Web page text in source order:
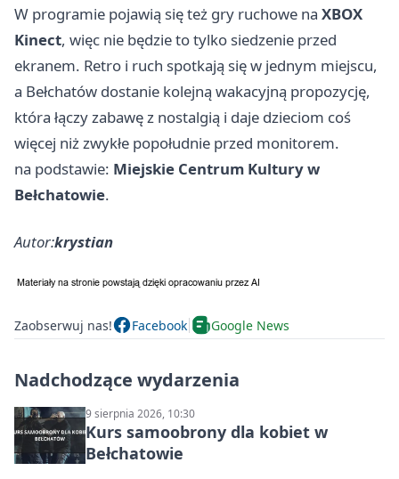
W programie pojawią się też gry ruchowe na XBOX
Kinect, więc nie będzie to tylko siedzenie przed
ekranem. Retro i ruch spotkają się w jednym miejscu,
a Bełchatów dostanie kolejną wakacyjną propozycję,
która łączy zabawę z nostalgią i daje dzieciom coś
więcej niż zwykłe popołudnie przed monitorem.
na podstawie: Miejskie Centrum Kultury w
Bełchatowie.
Autor:krystian
Zaobserwuj nas! Facebook Google News
Nadchodzące wydarzenia
9 sierpnia 2026, 10:30
Kurs samoobrony dla kobiet w
Bełchatowie